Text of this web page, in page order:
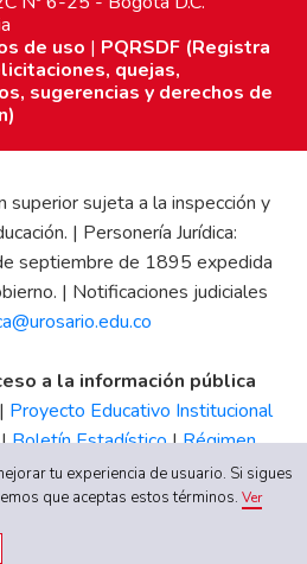
de uso | PQRSDF (Registra
quejas,
sugerencias y derechos de
superior sujeta a la inspección y
| Personería Jurídica:
septiembre de 1895 expedida
| Notificaciones judiciales
a la información pública
| Proyecto Educativo Institucional
Boletín Estadístico|Régimen
|Código de Ética| Canal
UR
tu experiencia de usuario. Si sigues
que aceptas estos términos.Ver